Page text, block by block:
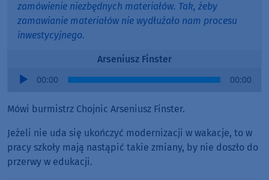
zamówienie niezbędnych materiałów. Tak, żeby
zamawianie materiałów nie wydłużało nam procesu
inwestycyjnego.
Arseniusz Finster
Audio
00:00 00:00
Mówi burmistrz Chojnic Arseniusz Finster.
Jeżeli nie uda się ukończyć modernizacji w wakacje, to w
pracy szkoły mają nastąpić takie zmiany, by nie doszło do
przerwy w edukacji.